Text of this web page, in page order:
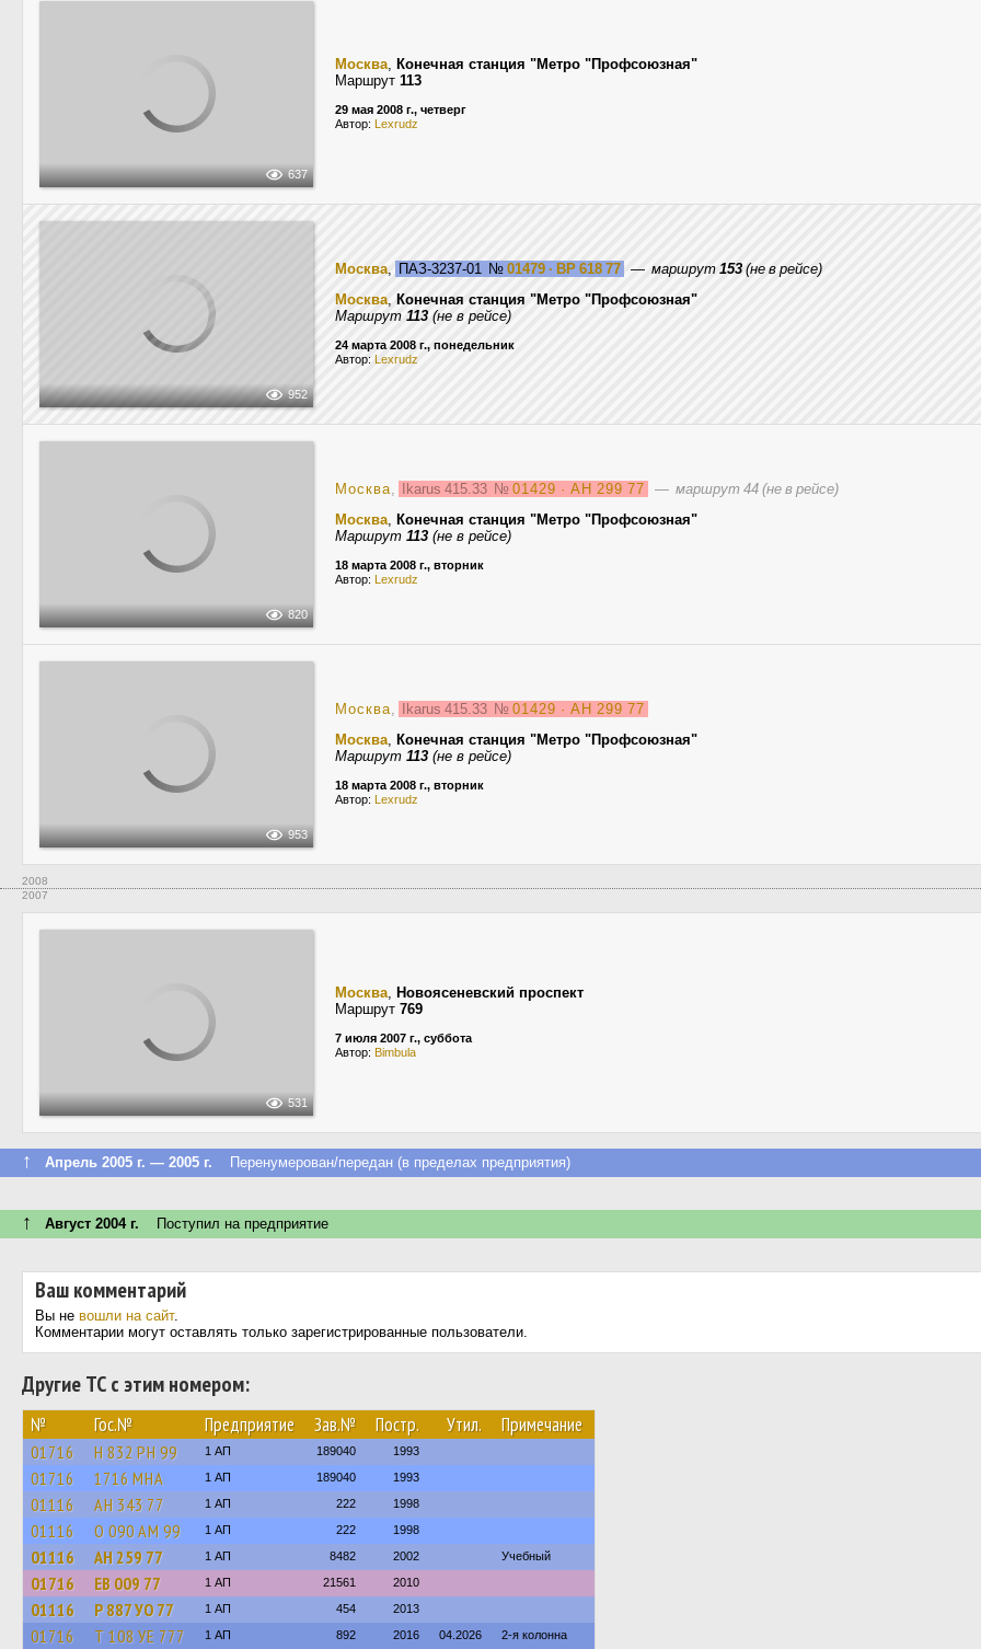
637
Москва, Конечная станция "Метро "Профсоюзная"
Маршрут 113
29 мая 2008 г., четверг
Автор: Lexrudz
952
Москва, ПАЗ-3237-01 № 01479 · ВР 618 77 — маршрут 153 (не в рейсе)
Москва, Конечная станция "Метро "Профсоюзная"
Маршрут 113 (не в рейсе)
24 марта 2008 г., понедельник
Автор: Lexrudz
820
Москва, Ikarus 415.33 № 01429 · АН 299 77 — маршрут 44 (не в рейсе)
Москва, Конечная станция "Метро "Профсоюзная"
Маршрут 113 (не в рейсе)
18 марта 2008 г., вторник
Автор: Lexrudz
953
Москва, Ikarus 415.33 № 01429 · АН 299 77
Москва, Конечная станция "Метро "Профсоюзная"
Маршрут 113 (не в рейсе)
18 марта 2008 г., вторник
Автор: Lexrudz
2008
2007
531
Москва, Новоясеневский проспект
Маршрут 769
7 июля 2007 г., суббота
Автор: Bimbula
↑ Апрель 2005 г. — 2005 г. Перенумерован/передан (в пределах предприятия)
↑ Август 2004 г. Поступил на предприятие
Ваш комментарий
Вы не вошли на сайт.
Комментарии могут оставлять только зарегистрированные пользователи.
Другие ТС с этим номером:
№ Гос.№ Предприятие Зав.№ Постр. Утил. Примечание
01716 Н 832 РН 99 1 АП 189040 1993
01716 1716 МНА 1 АП 189040 1993
01116 АН 343 77 1 АП 222 1998
01116 О 090 АМ 99 1 АП 222 1998
01116 АН 259 77 1 АП 8482 2002 Учебный
01716 ЕВ 009 77 1 АП 21561 2010
01116 Р 887 УО 77 1 АП 454 2013
01716 Т 108 УЕ 777 1 АП 892 2016 04.2026 2-я колонна